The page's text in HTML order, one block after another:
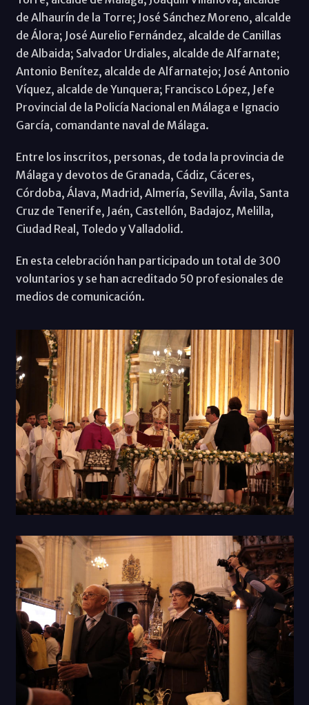
de Alhaurín de la Torre; José Sánchez Moreno, alcalde
de Álora; José Aurelio Fernández, alcalde de Canillas
de Albaida; Salvador Urdiales, alcalde de Alfarnate;
Antonio Benítez, alcalde de Alfarnatejo; José Antonio
Víquez, alcalde de Yunquera; Francisco López, Jefe
Provincial de la Policía Nacional en Málaga e Ignacio
García, comandante naval de Málaga.
Entre los inscritos, personas, de toda la provincia de
Málaga y devotos de Granada, Cádiz, Cáceres,
Córdoba, Álava, Madrid, Almería, Sevilla, Ávila, Santa
Cruz de Tenerife, Jaén, Castellón, Badajoz, Melilla,
Ciudad Real, Toledo y Valladolid.
En esta celebración han participado un total de 300
voluntarios y se han acreditado 50 profesionales de
medios de comunicación.